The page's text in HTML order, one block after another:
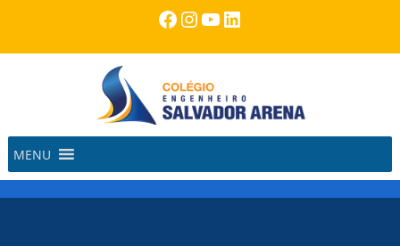
o
Facebook
Instagram
Youtube
LinkedIn
MENU